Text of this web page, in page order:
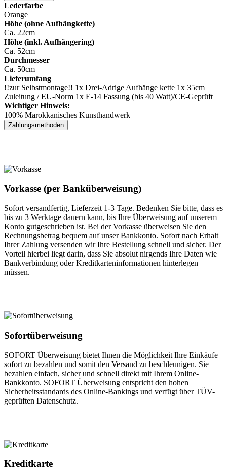
Lederfarbe
Orange
Höhe (ohne Aufhängkette)
Ca. 22cm
Höhe (inkl. Aufhängering)
Ca. 52cm
Durchmesser
Ca. 50cm
Lieferumfang
!!zur Selbstmontage!! 1x Drei-Adrige Aufhänge kette 1x 35cm
Zuleitung / EU-Norm 1x E-14 Fassung (bis 40 Watt)/CE-Geprüft
Wichtiger Hinweis:
100% Marokkanisches Kunsthandwerk
Zahlungsmethoden
Vorkasse (per Banküberweisung)
Sofort versandfertig, Lieferzeit 1-3 Tage. Bedenken Sie bitte, dass es
bis zu 3 Werktage dauern kann, bis Ihre Überweisung auf unserem
Konto gutgeschrieben ist. Bei der Vorkasse überweisen Sie den
Rechnungsbetrag bequem auf unser Bankkonto. Sofort nach Erhalt
Ihrer Zahlung versenden wir Ihre Bestellung schnell und sicher. Der
Vorteil hierbei liegt darin, dass Sie absolut nirgends Ihre Daten wie
Bankverbindung oder Kreditkarteninformationen hinterlegen
müssen.
Sofortüberweisung
SOFORT Überweisung bietet Ihnen die Möglichkeit Ihre Einkäufe
sofort zu bezahlen und somit den Versand zu beschleunigen. Sie
bezahlen einfach, sicher und schnell direkt mit Ihrem Online-
Bankkonto. SOFORT Überweisung entspricht den hohen
Sicherheitsstandards des Online-Bankings und verfügt über TÜV-
geprüften Datenschutz.
Kreditkarte